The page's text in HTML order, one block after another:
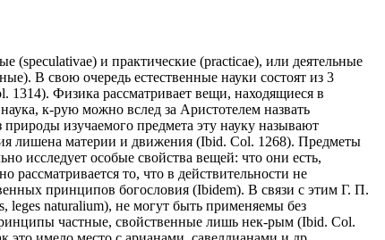
(speculativae) и практические (practicae), или деятельные
В свою очередь естественные науки состоят из 3
1314). Физика рассматривает вещи, находящиеся в
к-рую можно вслед за Аристотелем назвать
изучаемого предмета эту науку называют
лишена материи и движения (Ibid. Col. 1268). Предметы
исследует особые свойства вещей: что они есть,
рассматривается то, что в действительности не
принципов богословия (Ibidem). В связи с этим Г. П.
leges naturalium), не могут быть применяемы без
частные, свойственные лишь нек-рым (Ibid. Col.